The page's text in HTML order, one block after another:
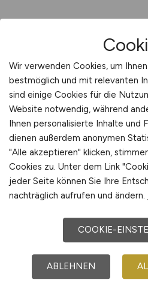
Für Arbeitnehmer
Handwerk Jobs suchen
Jobfinder
Arbeitnehmer
Wir verwenden Cookies, um
bestmöglich und mit relevanten
sind einige Cookies für die
Website notwendig, während
Ihnen personalisierte Inhalte und
dienen außerdem anonymen
"Alle akzeptieren" klicken,
Cookies zu. Unter dem Link
jeder Seite können Sie Ihre
nachträglich aufrufen und ändern.
COOKIE-
ABLEHNEN